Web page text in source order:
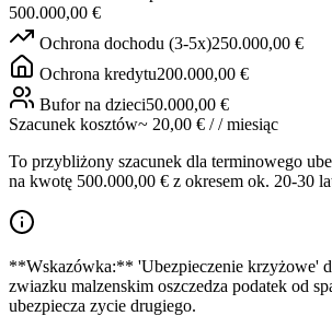
500.000,00 €
Ochrona dochodu (3-5x)250.000,00 €
Ochrona kredytu200.000,00 €
Bufor na dzieci50.000,00 €
Szacunek kosztów~ 20,00 € // miesiąc
To przybliżony szacunek dla terminowego
na kwotę 500.000,00 € z okresem ok. 20-30
**Wskazówka:** 'Ubezpieczenie krzyżowe'
zwiazku malzenskim oszczedza podatek od
ubezpiecza zycie drugiego.